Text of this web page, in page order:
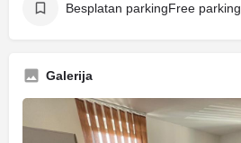
Besplatan parkingFree parking
Galerija